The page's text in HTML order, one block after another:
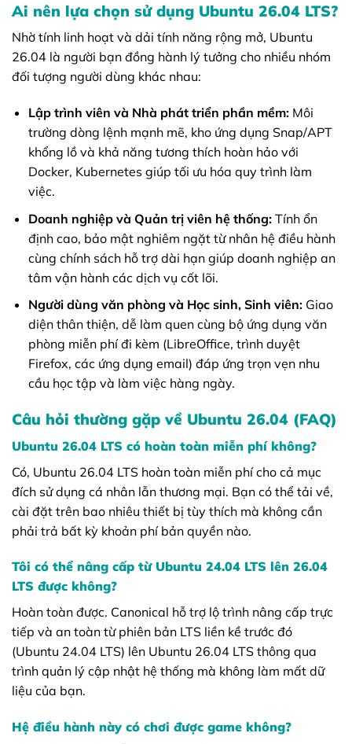
Ai nên lựa chọn sử dụng Ubuntu 26.04 LTS?
Nhờ tính linh hoạt và dải tính năng rộng mở, Ubuntu
26.04 là người bạn đồng hành lý tưởng cho nhiều nhóm
đối tượng người dùng khác nhau:
Lập trình viên và Nhà phát triển phần mềm:Môi
trường dòng lệnh mạnh mẽ, kho ứng dụng Snap/APT
khổng lồ và khả năng tương thích hoàn hảo với
Docker, Kubernetes giúp tối ưu hóa quy trình làm
việc.
Doanh nghiệp và Quản trị viên hệ thống:Tính ổn
định cao, bảo mật nghiêm ngặt từ nhân hệ điều hành
cùng chính sách hỗ trợ dài hạn giúp doanh nghiệp an
tâm vận hành các dịch vụ cốt lõi.
Người dùng văn phòng và Học sinh, Sinh viên:Giao
diện thân thiện, dễ làm quen cùng bộ ứng dụng văn
phòng miễn phí đi kèm (LibreOffice, trình duyệt
Firefox, các ứng dụng email) đáp ứng trọn vẹn nhu
cầu học tập và làm việc hàng ngày.
Câu hỏi thường gặp về Ubuntu 26.04 (FAQ)
Ubuntu 26.04 LTS có hoàn toàn miễn phí không?
Có, Ubuntu 26.04 LTS hoàn toàn miễn phí cho cả mục
đích sử dụng cá nhân lẫn thương mại. Bạn có thể tải về,
cài đặt trên bao nhiêu thiết bị tùy thích mà không cần
phải trả bất kỳ khoản phí bản quyền nào.
Tôi có thể nâng cấp từ Ubuntu 24.04 LTS lên 26.04
LTS được không?
Hoàn toàn được. Canonical hỗ trợ lộ trình nâng cấp trực
tiếp và an toàn từ phiên bản LTS liền kề trước đó
(Ubuntu 24.04 LTS) lên Ubuntu 26.04 LTS thông qua
trình quản lý cập nhật hệ thống mà không làm mất dữ
liệu của bạn.
Hệ điều hành này có chơi được game không?